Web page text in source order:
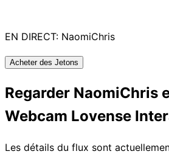
EN DIRECT: NaomiChris
Acheter des Jetons
Regarder NaomiChris
Webcam Lovense
Les détails du flux sont